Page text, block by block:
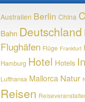
Australien Berlin China
Bahn Deutschland
Flughäfen Flüge Frankfurt
Hamburg Hotel Hotels
Lufthansa Mallorca Natur
Reisen